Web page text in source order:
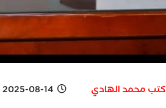
كتب محمد الهادي 2025-08-14 12:11 AM